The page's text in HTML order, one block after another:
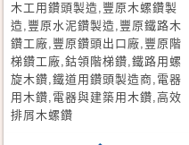
木工用鑽頭製造,豐原木螺鑽製
造,豐原水泥鑽製造,豐原鐵路木
鑽工廠,豐原鑽頭出口廠,豐原階
梯鑽工廠,鈷領階梯鑽,鐵路用螺
旋木鑽,鐵道用鑽頭製造商,電器
用木鑽,電器與建築用木鑽,高效
排屑木螺鑽